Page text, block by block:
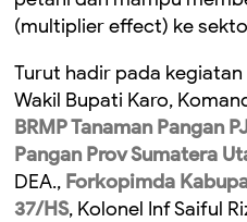
(multiplier effect) ke
Turut hadir pada
Wakil Bupati Karo,
BRMP Tanaman Pangan
Pangan Prov Sumatera
DEA., Forkopimda
37/HS, Kolonel Inf Saiful